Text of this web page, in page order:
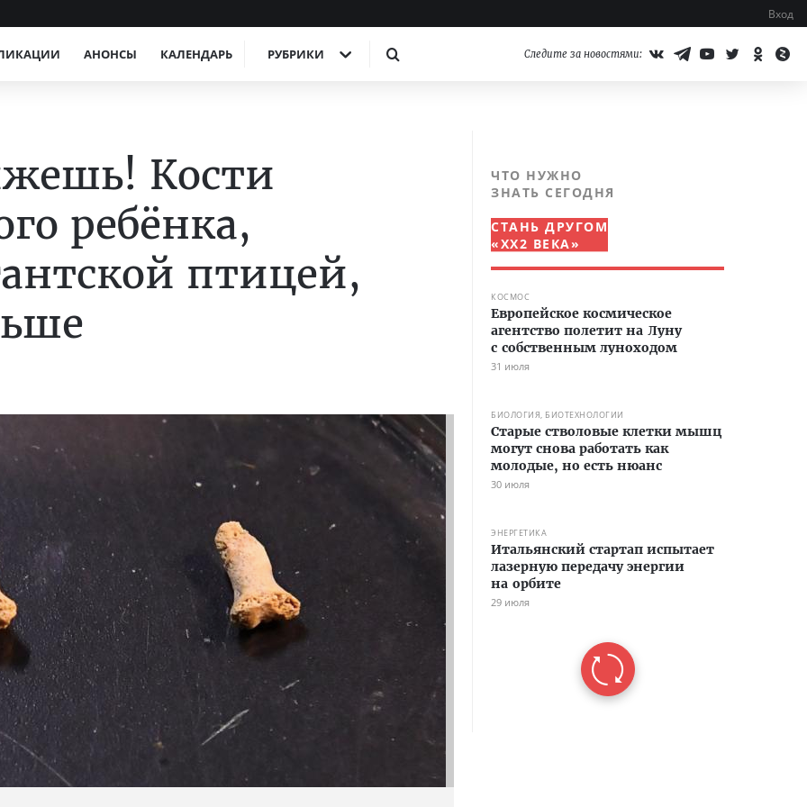
Вход
АНОНСЫ КАЛЕНДАРЬ РУБРИКИ Следите за новостями:
Кости
ребёнка,
птицей,
ЧТО НУЖНО
ЗНАТЬ СЕГОДНЯ
СТАНЬ ДРУГОМ
«XX2 ВЕКА»
КОСМОС
Европейское космическое
агентство полетит на Луну
с собственным луноходом
31 июля
БИОЛОГИЯ, БИОТЕХНОЛОГИИ
Старые стволовые клетки мышц
могут снова работать как
молодые, но есть нюанс
30 июля
ЭНЕРГЕТИКА
Итальянский стартап испытает
лазерную передачу энергии
на орбите
29 июля